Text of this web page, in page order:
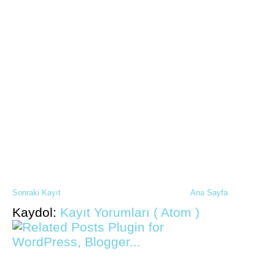
Sonraki Kayıt Ana Sayfa
Kaydol: Kayıt Yorumları ( Atom )